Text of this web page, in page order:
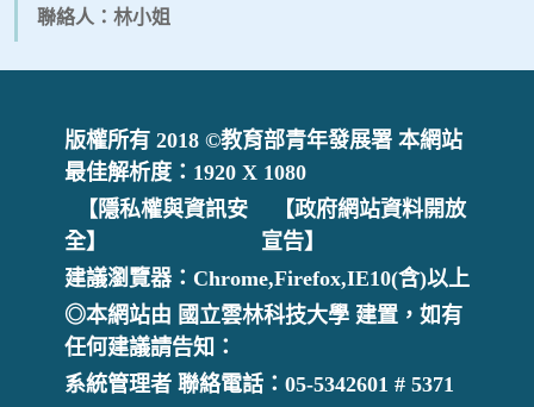
聯絡人：林小姐
版權所有 2018 ©教育部青年發展署 本網站
最佳解析度：1920 X 1080
【隱私權與資訊安
全】
【政府網站資料開放
宣告】
建議瀏覽器：Chrome,Firefox,IE10(含)以上
◎本網站由 國立雲林科技大學 建置，如有
任何建議請告知：
系統管理者 聯絡電話：05-5342601 # 5371